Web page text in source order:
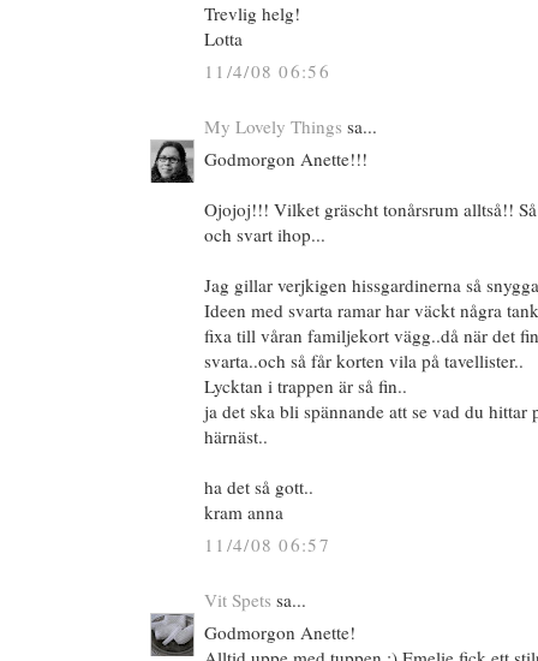
Trevlig helg!
Lotta
11/4/08 06:56
My Lovely Things sa...
Godmorgon Anette!!!
Ojojoj!!! Vilket gräscht tonårsrum alltså!!
och svart ihop...
Jag gillar verjkigen hissgardinerna så
Ideen med svarta ramar har väckt några
fixa till våran familjekort vägg..då när det
svarta..och så får korten vila på tavellister..
Lycktan i trappen är så fin..
ja det ska bli spännande att se vad du hittar
härnäst..
ha det så gott..
kram anna
11/4/08 06:57
Vit Spets sa...
Godmorgon Anette!